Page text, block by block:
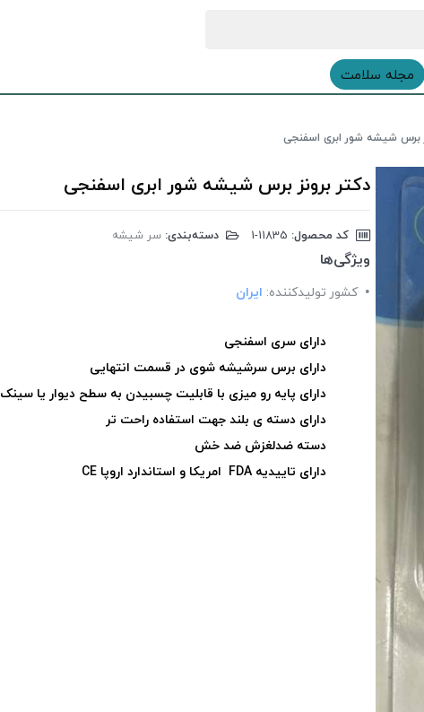
مجله سلامت
برس شیشه شور ابری اسفنجی
دکتر برونز برس شیشه شور ابری اسفنجی
کد محصول: دسته‌بندی: سر شیشه
ویژگی‌ها
کشور تولید‎کننده: ایران
دارای سری اسفنجی
دارای برس سرشیشه شوی در قسمت انتهایی
دارای پایه رو میزی با قابلیت چسبیدن به سطح دیوار یا سینک
دارای دسته ی بلند جهت استفاده راحت تر
دسته ضدلغزش ضد خش
دارای تاییدیه FDA امریکا و استاندارد اروپا CE